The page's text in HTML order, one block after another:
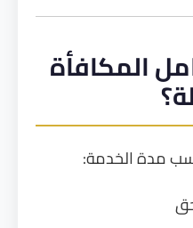
المكافأة
مدة الخدمة: